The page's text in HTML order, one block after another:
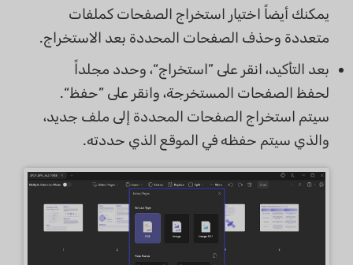
يمكنك أيضاً اختيار استخراج الصفحات كملفات
متعددة وحذف الصفحات المحددة بعد الاستخراج.
بعد التأكيد، انقر على ”استخراج“، وحدد مجلداً
لحفظ الصفحات المستخرجة، وانقر على ”حفظ“.
سيتم استخراج الصفحات المحددة إلى ملف جديد،
والذي سيتم حفظه في الموقع الذي حددته.